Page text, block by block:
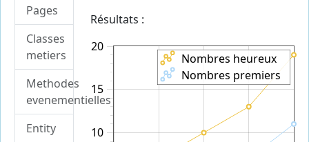
Pages
Classes
metiers
Methodes
evenementielles
Entity
Résultats :
20
10
15
Nombres heureux
Nombres premiers